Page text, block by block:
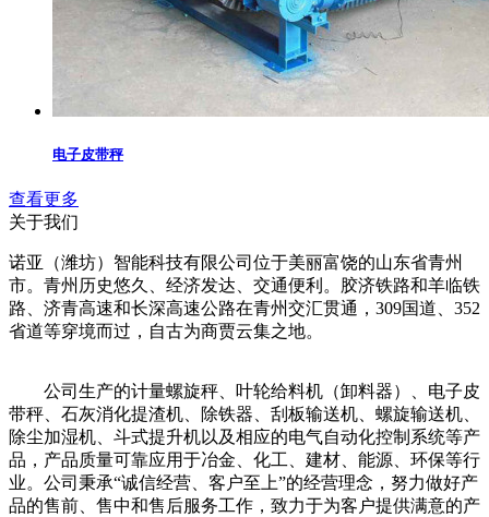
电子皮带秤
查看更多
关于我们
诺亚（潍坊）智能科技有限公司 位于美丽富饶的山东省青州
市。青州历史悠久、经济发达、交通便利。胶济铁路和羊临铁
路、济青高速和长深高速公路在青州交汇贯通，309国道、352
省道等穿境而过，自古为商贾云集之地。
公司生产的计量螺旋秤、叶轮给料机（卸料器）、电子皮
带秤、石灰消化提渣机、除铁器、刮板输送机、螺旋输送机、
除尘加湿机、斗式提升机以及相应的电气自动化控制系统等产
品，产品质量可靠应用于冶金、化工、建材、能源、环保等行
业。公司秉承“诚信经营、客户至上”的经营理念，努力做好产
品的售前、售中和售后服务工作，致力于为客户提供满意的产